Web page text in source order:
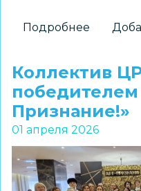
Подробнее
прошел
Коллектив
Признание!»
01 апреля 2026